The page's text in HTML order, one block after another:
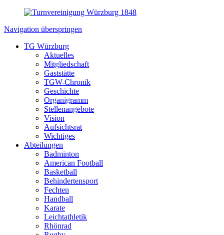
Navigation überspringen
TG Würzburg
Aktuelles
Mitgliedschaft
Gaststätte
TGW-Chronik
Geschichte
Organigramm
Stellenangebote
Vision
Aufsichtsrat
Wichtiges
Abteilungen
Badminton
American Football
Basketball
Behindertensport
Fechten
Handball
Karate
Leichtathletik
Rhönrad